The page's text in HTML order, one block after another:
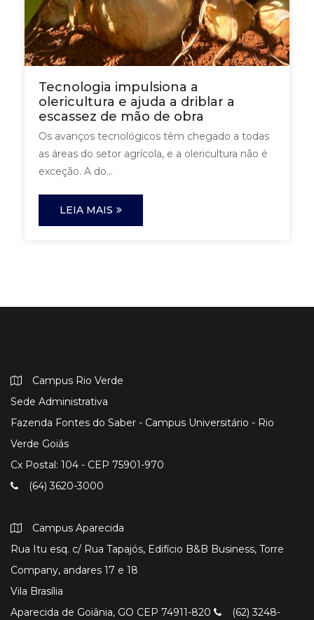
Tecnologia impulsiona a
olericultura e ajuda a driblar a
escassez de mão de obra
Os avanços tecnológicos têm chegado a todas
as áreas do setor agrícola, e a olericultura não é
exceção. A do...
LEIA MAIS
Campus Rio Verde
Sede Administrativa
Fazenda Fontes do Saber - Campus Universitário - Rio
Verde Goiás
Cx Postal: 104 - CEP 75901-970
(64) 3620-3000
Campus Aparecida
Rua Itu esq. c/ Rua Tapajós, Edifício B&B Business, Torre
Company, andares 17 e 18
Vila Brasília
Aparecida de Goiânia, GO CEP 74911-820
(62) 3248-